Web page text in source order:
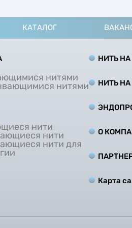
КАТАЛОГ
нитями
нитями
нити
нити
нити для
НИТЬ
НИТЬ НА
О
Карта